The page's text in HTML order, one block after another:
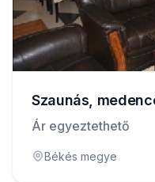
Szaunás,
Ár egyeztethető
Békés megye